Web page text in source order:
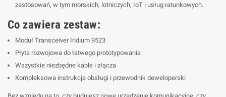
zastosowań, w tym morskich, lotniczych, IoT i usług ratunkowych.
Co zawiera zestaw:
Moduł Transceiver Iridium 9523
Płyta rozwojowa do łatwego prototypowania
Wszystkie niezbędne kable i złącza
Kompleksowa instrukcja obsługi i przewodnik deweloperski